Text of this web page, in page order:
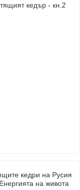
кедър - кн.2
кедри на Русия
на живота